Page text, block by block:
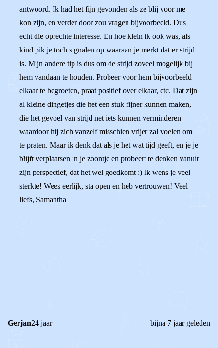
antwoord. Ik had het fijn gevonden als ze blij voor me
kon zijn, en verder door zou vragen bijvoorbeeld. Dus
echt die oprechte interesse. En hoe klein ik ook was, als
kind pik je toch signalen op waaraan je merkt dat er strijd
is. Mijn andere tip is dus om de strijd zoveel mogelijk bij
hem vandaan te houden. Probeer voor hem bijvoorbeeld
elkaar te begroeten, praat positief over elkaar, etc. Dat zijn
al kleine dingetjes die het een stuk fijner kunnen maken,
die het gevoel van strijd net iets kunnen verminderen
waardoor hij zich vanzelf misschien vrijer zal voelen om
te praten. Maar ik denk dat als je het wat tijd geeft, en je je
blijft verplaatsen in je zoontje en probeert te denken vanuit
zijn perspectief, dat het wel goedkomt :) Ik wens je veel
sterkte! Wees eerlijk, sta open en heb vertrouwen! Veel
liefs, Samantha
Gerjan24 jaar bijna 7 jaar geleden